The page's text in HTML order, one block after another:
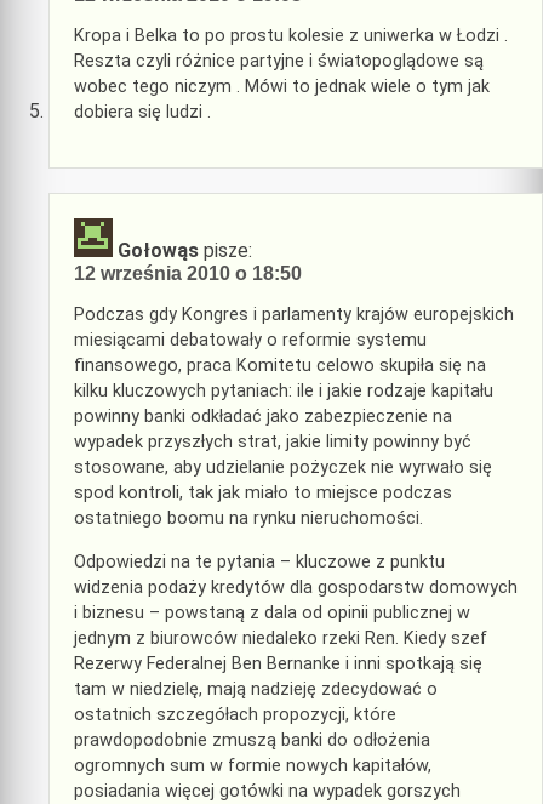
Kropa i Belka to po prostu kolesie z uniwerka w Łodzi .
Reszta czyli różnice partyjne i światopoglądowe są
wobec tego niczym . Mówi to jednak wiele o tym jak
dobiera się ludzi .
Gołowąs pisze:
12 września 2010 o 18:50
Podczas gdy Kongres i parlamenty krajów europejskich
miesiącami debatowały o reformie systemu
finansowego, praca Komitetu celowo skupiła się na
kilku kluczowych pytaniach: ile i jakie rodzaje kapitału
powinny banki odkładać jako zabezpieczenie na
wypadek przyszłych strat, jakie limity powinny być
stosowane, aby udzielanie pożyczek nie wyrwało się
spod kontroli, tak jak miało to miejsce podczas
ostatniego boomu na rynku nieruchomości.
Odpowiedzi na te pytania – kluczowe z punktu
widzenia podaży kredytów dla gospodarstw domowych
i biznesu – powstaną z dala od opinii publicznej w
jednym z biurowców niedaleko rzeki Ren. Kiedy szef
Rezerwy Federalnej Ben Bernanke i inni spotkają się
tam w niedzielę, mają nadzieję zdecydować o
ostatnich szczegółach propozycji, które
prawdopodobnie zmuszą banki do odłożenia
ogromnych sum w formie nowych kapitałów,
posiadania więcej gotówki na wypadek gorszych